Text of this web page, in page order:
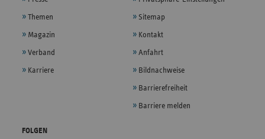
Themen
Magazin
Verband
Karriere
Sitemap
Kontakt
Anfahrt
Bildnachweise
Barrierefreiheit
Barriere melden
FOLGEN